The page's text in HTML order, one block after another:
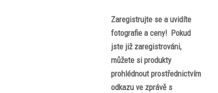
Zaregistrujte se a uvidíte
fotografie a ceny! Pokud
jste již zaregistrováni,
můžete si produkty
prohlédnout prostřednictvím
odkazu ve zprávě s